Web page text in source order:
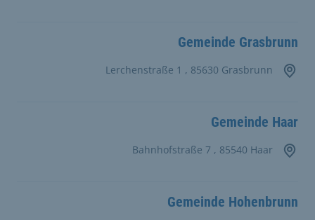
Gemeinde Grasbrunn
Gemeinde Haar
Gemeinde Hohenbrunn